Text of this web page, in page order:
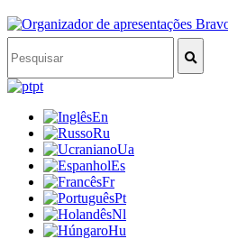
pt
En
Ru
Ua
Es
Fr
Pt
Nl
Hu